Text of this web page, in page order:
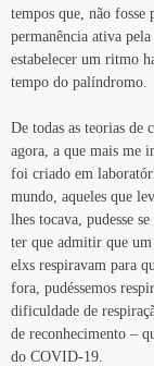
tempos que, não
permanência ativa
estabelecer um ritmo
tempo do palíndromo.
De todas as teorias de
agora, a que mais me
foi criado em
mundo, aqueles que
lhes tocava, pudesse
ter que admitir que um
elxs respiravam para
fora, pudéssemos
dificuldade de
de reconhecimento –
do COVID-19.